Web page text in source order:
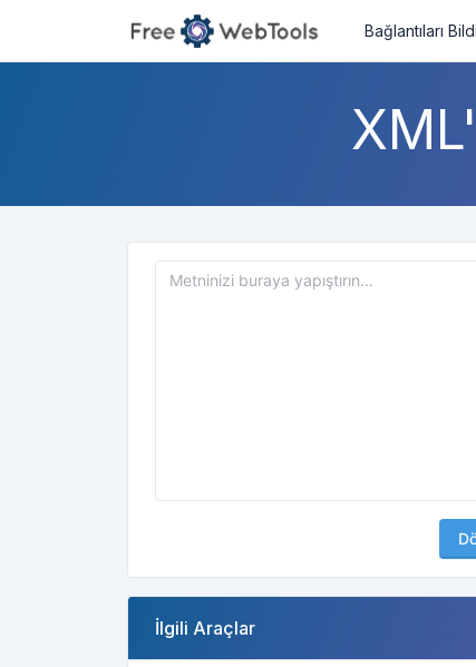
Bağlantıları
İlgili Araçlar